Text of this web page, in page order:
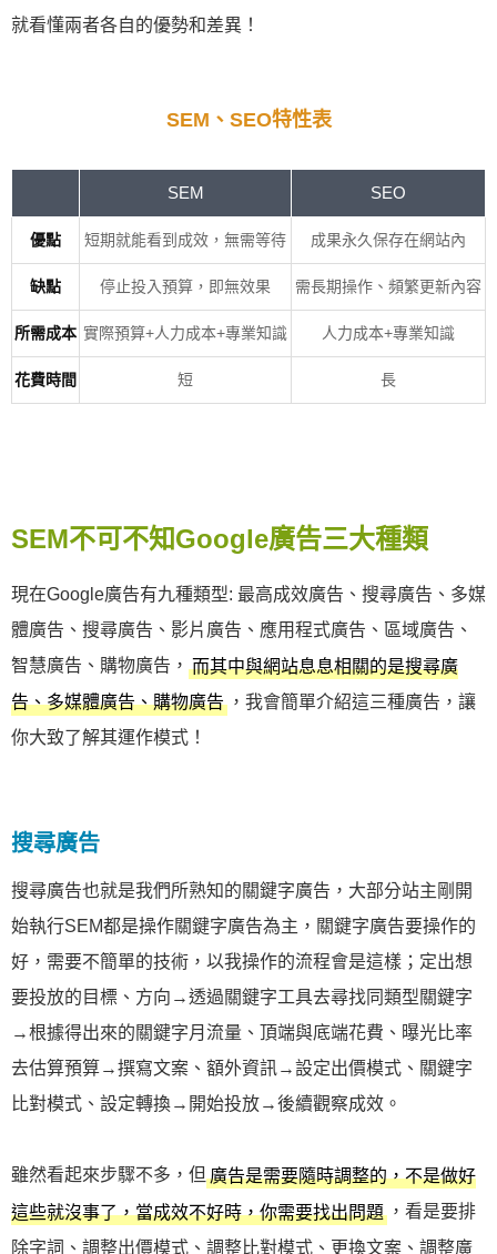
就看懂兩者各自的優勢和差異！
SEM、SEO特性表
SEM SEO
優點 短期就能看到成效，無需等待 成果永久保存在網站內
缺點 停止投入預算，即無效果 需長期操作、頻繁更新內容
所需成本 實際預算+人力成本+專業知識 人力成本+專業知識
花費時間 短 長
SEM不可不知Google廣告三大種類
現在Google廣告有九種類型: 最高成效廣告、搜尋廣告、多媒
體廣告、搜尋廣告、影片廣告、應用程式廣告、區域廣告、
智慧廣告、購物廣告， 而其中與網站息息相關的是搜尋廣
告、多媒體廣告、購物廣告 ，我會簡單介紹這三種廣告，讓
你大致了解其運作模式！
搜尋廣告
搜尋廣告也就是我們所熟知的關鍵字廣告，大部分站主剛開
始執行SEM都是操作關鍵字廣告為主，關鍵字廣告要操作的
好，需要不簡單的技術，以我操作的流程會是這樣；定出想
要投放的目標、方向→透過關鍵字工具去尋找同類型關鍵字
→根據得出來的關鍵字月流量、頂端與底端花費、曝光比率
去估算預算→撰寫文案、額外資訊→設定出價模式、關鍵字
比對模式、設定轉換→開始投放→後續觀察成效。
雖然看起來步驟不多，但 廣告是需要隨時調整的，不是做好
這些就沒事了，當成效不好時，你需要找出問題 ，看是要排
除字詞、調整出價模式、調整比對模式、更換文案、調整廣